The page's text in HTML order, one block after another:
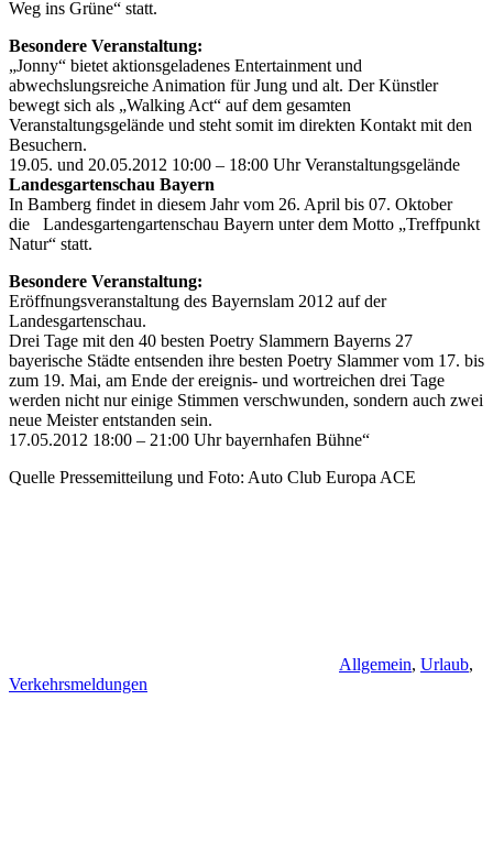
Weg ins Grüne“ statt.
Besondere Veranstaltung:
„Jonny“ bietet aktionsgeladenes Entertainment und
abwechslungsreiche Animation für Jung und alt. Der Künstler
bewegt sich als „Walking Act“ auf dem gesamten
Veranstaltungsgelände und steht somit im direkten Kontakt mit den
Besuchern.
19.05. und 20.05.2012 10:00 – 18:00 Uhr Veranstaltungsgelände
Landesgartenschau Bayern
In Bamberg findet in diesem Jahr vom 26. April bis 07. Oktober
die Landesgartengartenschau Bayern unter dem Motto „Treffpunkt
Natur“ statt.
Besondere Veranstaltung:
Eröffnungsveranstaltung des Bayernslam 2012 auf der
Landesgartenschau.
Drei Tage mit den 40 besten Poetry Slammern Bayerns 27
bayerische Städte entsenden ihre besten Poetry Slammer vom 17. bis
zum 19. Mai, am Ende der ereignis- und wortreichen drei Tage
werden nicht nur einige Stimmen verschwunden, sondern auch zwei
neue Meister entstanden sein.
17.05.2012 18:00 – 21:00 Uhr bayernhafen Bühne“
Quelle Pressemitteilung und Foto: Auto Club Europa ACE
Allgemein, Urlaub,
Verkehrsmeldungen